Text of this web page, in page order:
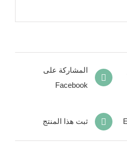
المشاركة على
Facebook
ثبت هذا المنتج